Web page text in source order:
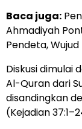
Baca juga:
Ahmadiyah
Pendeta,
Diskusi dimulai
Al-Quran dari
disandingkan
(Kejadian